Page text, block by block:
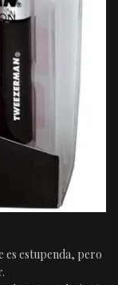
es estupenda, pero